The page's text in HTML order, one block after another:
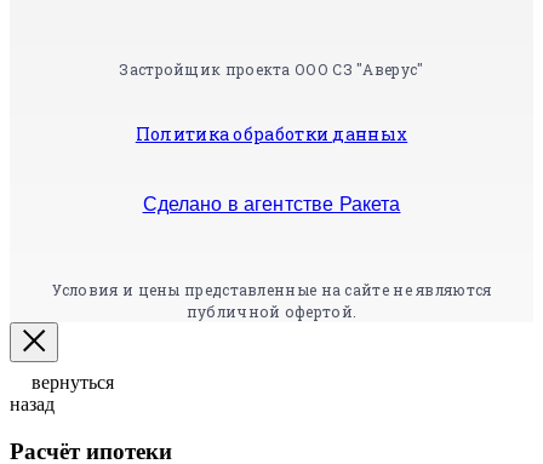
Застройщик проекта ООО СЗ "Аверус"
Политика обработки данных
Сделано в агентстве Ракета
Условия и цены представленные на сайте не являются
публичной офертой.
вернуться
назад
Расчёт ипотеки